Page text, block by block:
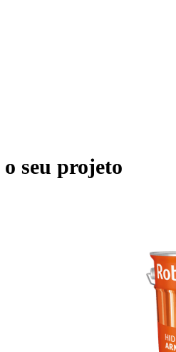
seu projeto